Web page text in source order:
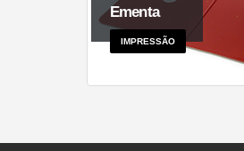
Ementa
IMPRESSÃO